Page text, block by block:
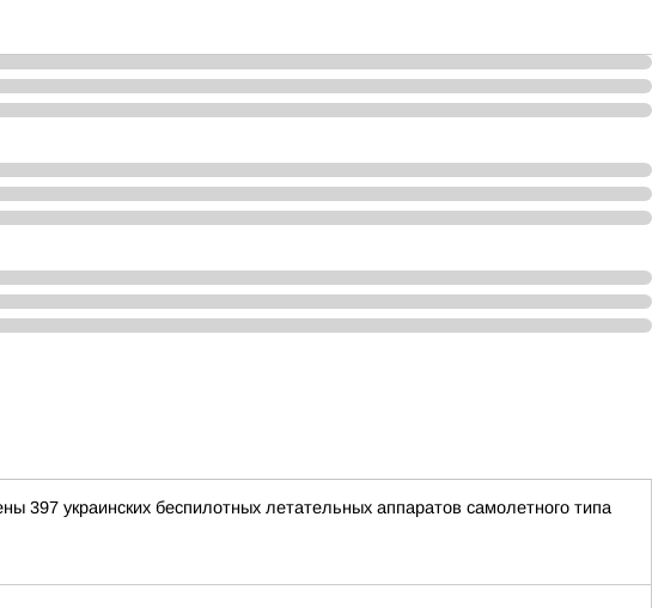
украинских беспилотных летательных аппаратов самолетного типа